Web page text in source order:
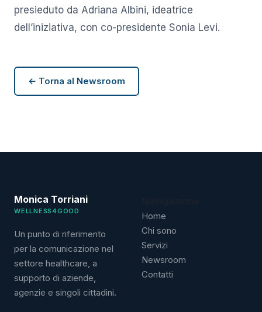
presieduto da Adriana Albini, ideatrice
dell’iniziativa, con co-presidente Sonia Levi.
← Torna al Newsroom
Monica Torriani
WELLNESS4GOOD
Un punto di riferimento
per la comunicazione nel
settore healthcare, a
supporto di aziende,
agenzie e singoli cittadini.
Home
Chi sono
Servizi
Newsroom
Contatti